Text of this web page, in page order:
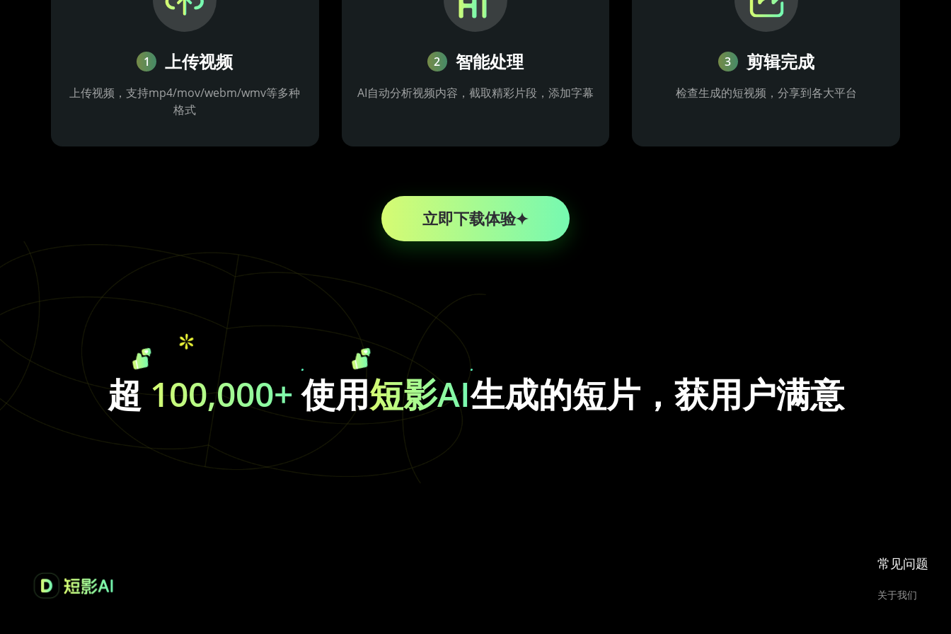
1 上传视频
上传视频，支持mp4/mov/webm/wmv等多种
格式
2 智能处理
AI自动分析视频内容，截取精彩片段，添加字幕
3 剪辑完成
检查生成的短视频，分享到各大平台
立即下载体验
超 100,000+使用短影AI生成的短片，获用户满意
常见问题
关于我们